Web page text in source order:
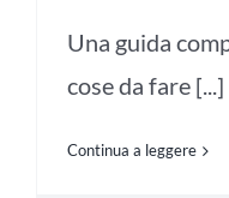
Una guida
cose da fare [...]
Continua a leggere